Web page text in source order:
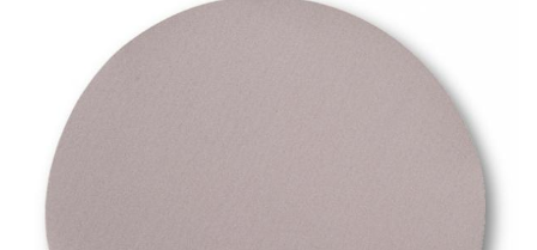
Schleif-Handpads
Zubehör/Hilfsmittel
Kleben & Beschichten
Abdecken
Spachteln